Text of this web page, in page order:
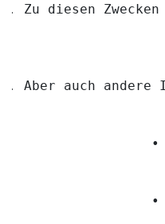
Zu diesen
Aber auch andere